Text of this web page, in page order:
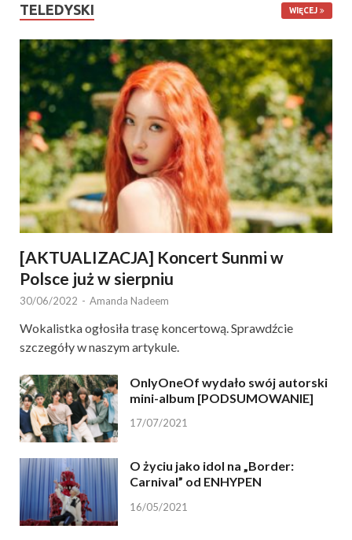
TELEDYSKI WIĘCEJ
[AKTUALIZACJA] Koncert Sunmi w
Polsce już w sierpniu
30/06/2022 - Amanda Nadeem
Wokalistka ogłosiła trasę koncertową. Sprawdźcie
szczegóły w naszym artykule.
OnlyOneOf wydało swój autorski
mini-album [PODSUMOWANIE]
17/07/2021
O życiu jako idol na „Border:
Carnival” od ENHYPEN
16/05/2021